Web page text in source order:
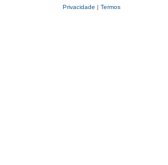
Privacidade | Termos